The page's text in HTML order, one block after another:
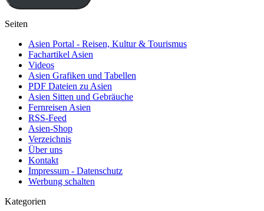
Seiten
Asien Portal - Reisen, Kultur & Tourismus
Fachartikel Asien
Videos
Asien Grafiken und Tabellen
PDF Dateien zu Asien
Asien Sitten und Gebräuche
Fernreisen Asien
RSS-Feed
Asien-Shop
Verzeichnis
Über uns
Kontakt
Impressum - Datenschutz
Werbung schalten
Kategorien